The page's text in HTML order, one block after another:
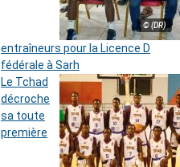
© (DR)
entraîneurs pour la Licence D
fédérale à Sarh
Le Tchad
décroche
sa toute
première